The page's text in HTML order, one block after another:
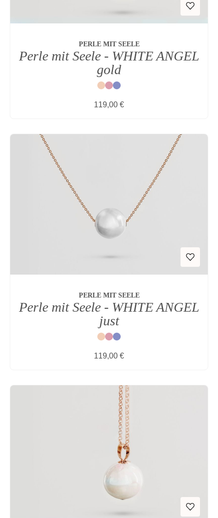
PERLE MIT SEELE
Perle mit Seele - WHITE ANGEL
gold
Natur
RotBlau
Regulärer Preis:
119,00 €
PERLE MIT SEELE
Perle mit Seele - WHITE ANGEL
just
Natur
RotBlau
Regulärer Preis:
119,00 €